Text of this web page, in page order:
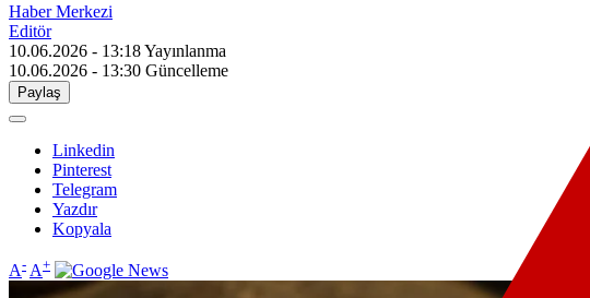
Haber Merkezi
Editör
10.06.2026 - 13:18Yayınlanma
10.06.2026 - 13:30 Güncelleme
Paylaş
Linkedin
Pinterest
Telegram
Yazdır
Kopyala
A- A+